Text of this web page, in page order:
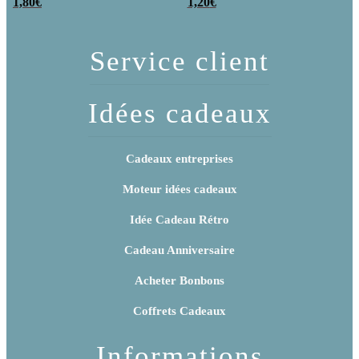
poudre (x20)
x 3
Service client
Idées cadeaux
Cadeaux entreprises
Moteur idées cadeaux
Idée Cadeau Rétro
Cadeau Anniversaire
Acheter Bonbons
Coffrets Cadeaux